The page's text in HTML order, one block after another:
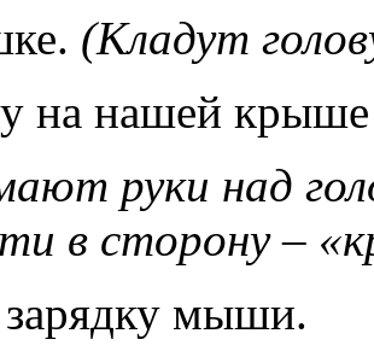
(Кладут
на нашей
руки над
в сторону –
мыши.